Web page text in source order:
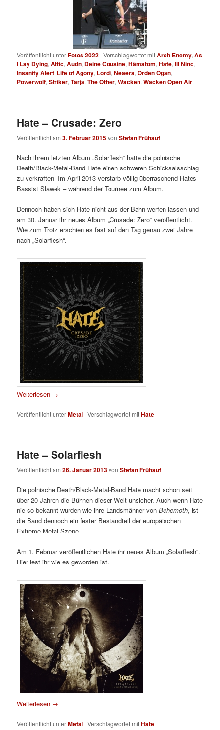
Veröffentlicht unterFotos 2022 |Verschlagwortet mitArch Enemy,As
I Lay Dying,Attic,Audn, Deine Cousine,Hämatom,Hate,Ill Nino,
Insanity Alert, Life of Agony, Lordi,Neaera,Orden Ogan,
Powerwolf,Striker,Tarja,The Other,Wacken,Wacken Open Air
Hate – Crusade: Zero
Veröffentlicht am3. Februar 2015vonStefan Frühauf
Nach ihrem letzten Album „Solarflesh“ hatte die polnische
Death/Black-Metal-Band Hate einen schweren Schicksalsschlag
zu verkraften. Im April 2013 verstarb völlig überraschend Hates
Bassist Slawek – während der Tournee zum Album.
Dennoch haben sich Hate nicht aus der Bahn werfen lassen und
am 30. Januar ihr neues Album „Crusade: Zero“ veröffentlicht.
Wie zum Trotz erschien es fast auf den Tag genau zwei Jahre
nach „Solarflesh“.
Weiterlesen →
Veröffentlicht unterMetal |Verschlagwortet mitHate
Hate – Solarflesh
Veröffentlicht am26. Januar 2013vonStefan Frühauf
Die polnische Death/Black-Metal-Band Hate macht schon seit
über 20 Jahren die Bühnen dieser Welt unsicher. Auch wenn Hate
nie so bekannt wurden wie ihre Landsmänner vonBehemoth, ist
die Band dennoch ein fester Bestandteil der europäischen
Extreme-Metal-Szene.
Am 1. Februar veröffentlichen Hate ihr neues Album „Solarflesh“.
Hier lest ihr wie es geworden ist.
Weiterlesen →
Veröffentlicht unterMetal |Verschlagwortet mitHate